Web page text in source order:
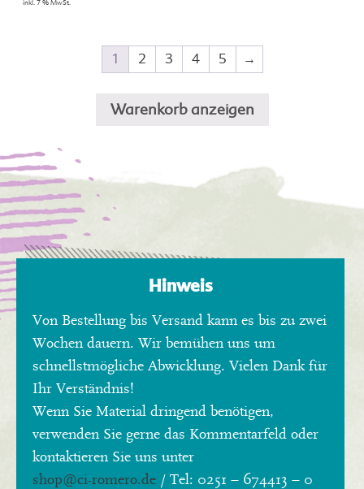
inkl. 7 % MwSt.
1 2 3 4 5 →
Warenkorb anzeigen
Hinweis
Von Bestellung bis Versand kann es bis zu zwei
Wochen dauern. Wir bemühen uns um
schnellstmögliche Abwicklung. Vielen Dank für
Ihr Verständnis!
Wenn Sie Material dringend benötigen,
verwenden Sie gerne das Kommentarfeld oder
kontaktieren Sie uns unter
shop@ci-romero.de / Tel: 0251 – 674413 – 0